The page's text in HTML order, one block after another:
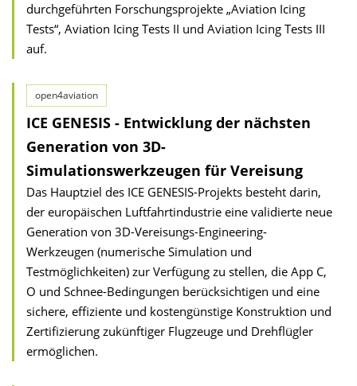
durchgeführten Forschungsprojekte „Aviation Icing
Tests“, Aviation Icing Tests II und Aviation Icing Tests III
auf.
open4aviation
ICE GENESIS - Entwicklung der nächsten
Generation von 3D-
Simulationswerkzeugen für Vereisung
Das Hauptziel des ICE GENESIS-Projekts besteht darin,
der europäischen Luftfahrtindustrie eine validierte neue
Generation von 3D-Vereisungs-Engineering-
Werkzeugen (numerische Simulation und
Testmöglichkeiten) zur Verfügung zu stellen, die App C,
O und Schnee-Bedingungen berücksichtigen und eine
sichere, effiziente und kostengünstige Konstruktion und
Zertifizierung zukünftiger Flugzeuge und Drehflügler
ermöglichen.